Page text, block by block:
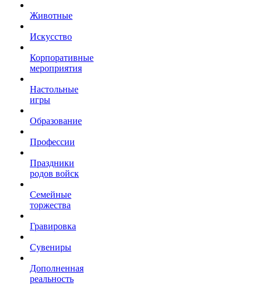
Животные
Искусство
Корпоративные
мероприятия
Настольные
игры
Образование
Профессии
Праздники
родов войск
Семейные
торжества
Гравировка
Сувениры
Дополненная
реальность